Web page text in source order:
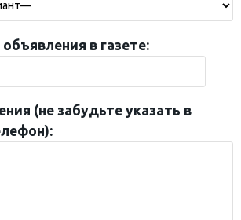
в газете:
(не забудьте указать в